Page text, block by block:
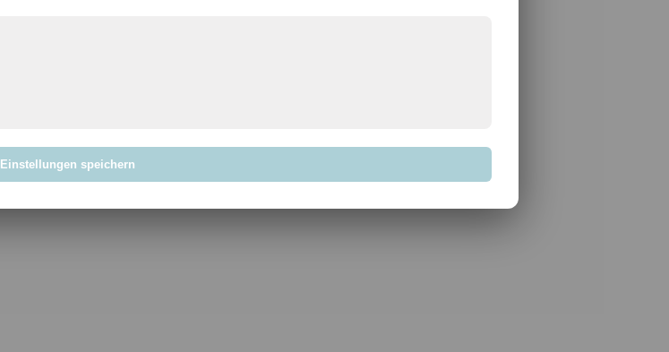
Einstellungen speichern